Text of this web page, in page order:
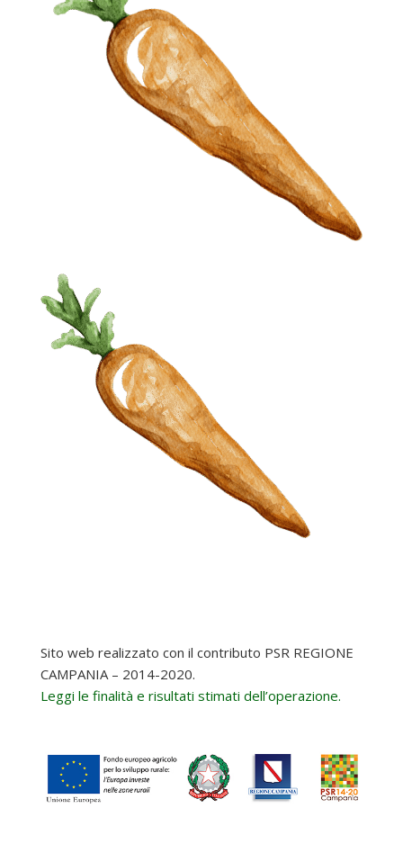
Sito web realizzato con il contributo PSR REGIONE
CAMPANIA – 2014-2020.
Leggi le finalità e risultati stimati dell’operazione.